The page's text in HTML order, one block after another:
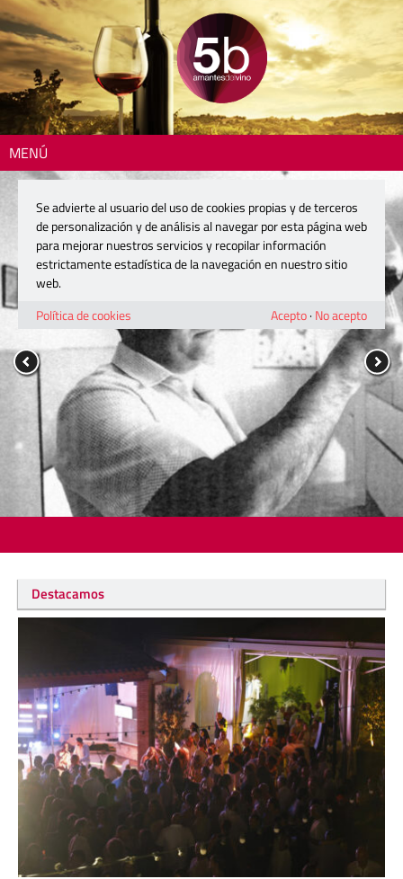
MENÚ
Destacamos
Se advierte al usuario del uso de cookies propias y de terceros
de personalización y de análisis al navegar por esta página web
para mejorar nuestros servicios y recopilar información
estrictamente estadística de la navegación en nuestro sitio
web.
Política de cookies
Acepto· No acepto